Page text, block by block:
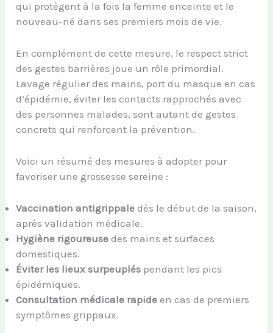
qui protègent à la fois la femme enceinte et le
nouveau-né dans ses premiers mois de vie.
En complément de cette mesure, le respect strict
des gestes barrières joue un rôle primordial.
Lavage régulier des mains, port du masque en cas
d’épidémie, éviter les contacts rapprochés avec
des personnes malades, sont autant de gestes
concrets qui renforcent la prévention.
Voici un résumé des mesures à adopter pour
favoriser une grossesse sereine :
Vaccination antigrippale dès le début de la saison,
après validation médicale.
Hygiène rigoureuse des mains et surfaces
domestiques.
Éviter les lieux surpeuplés pendant les pics
épidémiques.
Consultation médicale rapide en cas de premiers
symptômes grippaux.